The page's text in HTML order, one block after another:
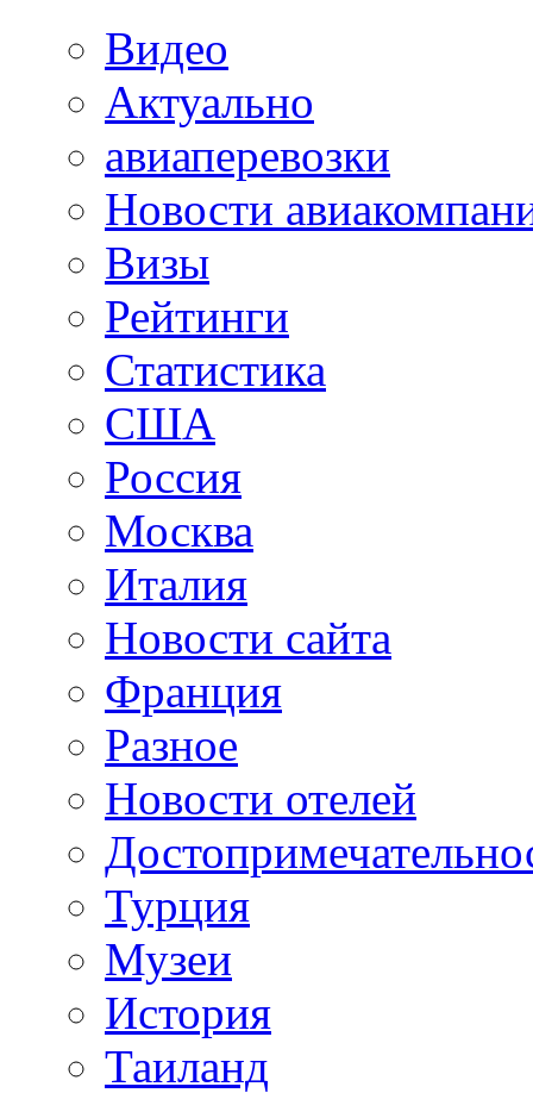
Видео
Актуально
авиаперевозки
Новости
Визы
Рейтинги
Статистика
США
Россия
Москва
Италия
Новости сайта
Франция
Разное
Новости отелей
Турция
Музеи
История
Таиланд